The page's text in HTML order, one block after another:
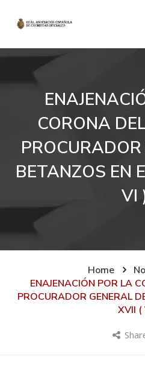
CORONA
BETANZOS EN
VI
Home
ENAJENACIÓN POR LA
PROCURADOR GENERAL
XVII (